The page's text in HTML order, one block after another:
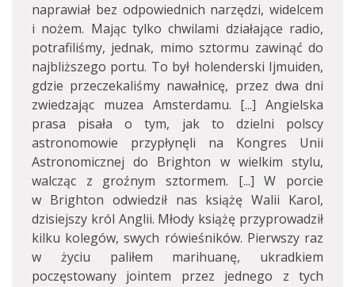
naprawiał bez odpowiednich narzędzi, widelcem
i nożem. Mając tylko chwilami działające radio,
potrafiliśmy, jednak, mimo sztormu zawinąć do
najbliższego portu. To był holenderski Ijmuiden,
gdzie przeczekaliśmy nawałnicę, przez dwa dni
zwiedzając muzea Amsterdamu. [...] Angielska
prasa pisała o tym, jak to dzielni polscy
astronomowie przypłynęli na Kongres Unii
Astronomicznej do Brighton w wielkim stylu,
walcząc z groźnym sztormem. [...] W porcie
w Brighton odwiedził nas książę Walii Karol,
dzisiejszy król Anglii. Młody książę przyprowadził
kilku kolegów, swych rówieśników. Pierwszy raz
w życiu paliłem marihuanę, ukradkiem
poczęstowany jointem przez jednego z tych